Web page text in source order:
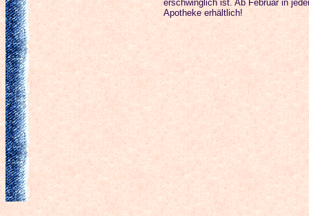
erschwinglich ist. Ab Februar in
Apotheke erhältlich!